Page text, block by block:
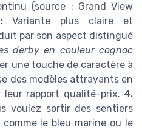
(source : Grand View
Variante plus claire et
par son aspect distingué
derby en couleur cognac
une touche de caractère à
des modèles attrayants en
leur rapport qualité-prix. 4.
voulez sortir des sentiers
le bleu marine ou le